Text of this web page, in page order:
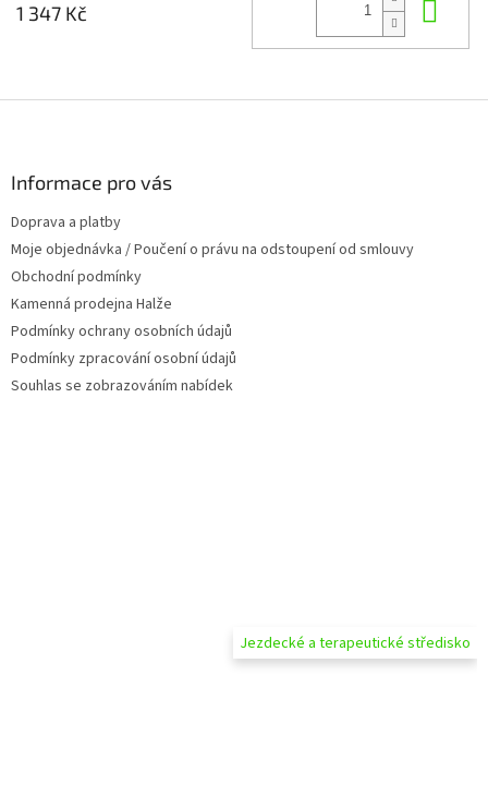
1 347 Kč
Informace pro vás
Doprava a platby
Moje objednávka / Poučení o právu na odstoupení od smlouvy
Obchodní podmínky
Kamenná prodejna Halže
Podmínky ochrany osobních údajů
Podmínky zpracování osobní údajů
Souhlas se zobrazováním nabídek
Jezdecké a terapeutické středisko